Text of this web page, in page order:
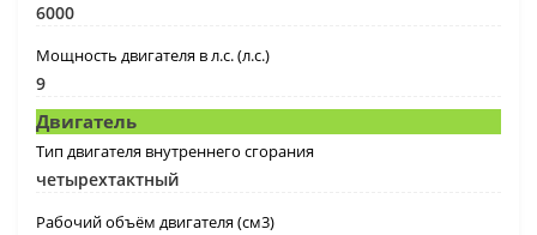
6000
Мощность двигателя в л.с. (л.с.)
9
Двигатель
Тип двигателя внутреннего сгорания
четырехтактный
Рабочий объём двигателя (см3)